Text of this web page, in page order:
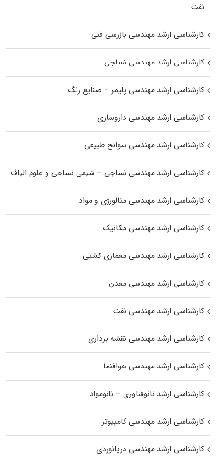
نفت
کارشناسی ارشد مهندسی بازرسی فنی
کارشناسی ارشد مهندسی نساجی
کارشناسی ارشد مهندسی پلیمر – صنایع رنگ
کارشناسی ارشد مهندسی داروسازی
کارشناسی ارشد مهندسی سوانح طبیعی
کارشناسی ارشد مهندسی نساجی – شیمی نساجی و علوم الیاف
کارشناسی ارشد مهندسی متالورژی و مواد
کارشناسی ارشد مهندسی مکانیک
کارشناسی ارشد مهندسی معماری کشتی
کارشناسی ارشد مهندسی معدن
کارشناسی ارشد مهندسی نفت
کارشناسی ارشد مهندسی نقشه برداری
کارشناسی ارشد مهندسی هوافضا
کارشناسی ارشد نانوفناوری – نانومواد
کارشناسی ارشد مهندسی کامپیوتر
کارشناسی ارشد مهندسی دریانوردی